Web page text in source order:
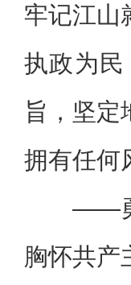
牢记江山
执政为
旨，坚定
拥有任何
——
胸怀共产